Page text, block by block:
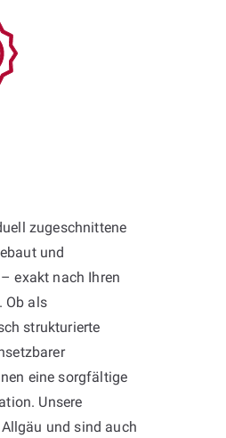
zugeschnittene
und
exakt nach Ihren
Ob als
strukturierte
eine sorgfältige
Unsere
und sind auch